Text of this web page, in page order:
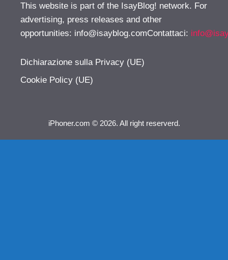
This website is part of the IsayBlog! network. For
advertising, press releases and other
opportunities: info@isayblog.comContattaci:
Dichiarazione sulla Privacy (UE)
Cookie Policy (UE)
iPhoner.com © 2026. All right reserverd.